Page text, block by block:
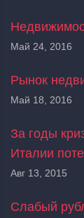
Май 24, 2016
Рынок
Май 18, 2016
За годы
Италии
Авг 13, 2015
Слабый